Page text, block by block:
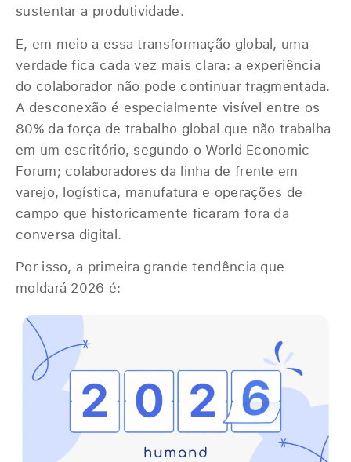
sustentar a produtividade.
E, em meio a essa transformação global, uma
verdade fica cada vez mais clara: a experiência
do colaborador não pode continuar fragmentada.
A desconexão é especialmente visível entre os
80% da força de trabalho global que não trabalha
em um escritório, segundo o World Economic
Forum; colaboradores da linha de frente em
varejo, logística, manufatura e operações de
campo que historicamente ficaram fora da
conversa digital.
Por isso, a primeira grande tendência que
moldará 2026 é: